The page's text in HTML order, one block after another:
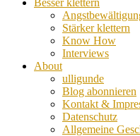
Besser klettern
Stärker klettern
Know How
Interviews
About
ulligunde
Blog abonnieren
Kontakt &
Datenschutz
Allgemeine